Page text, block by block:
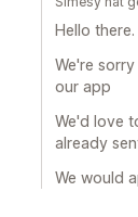
Hello
We're
our app
We'd love
already
We would